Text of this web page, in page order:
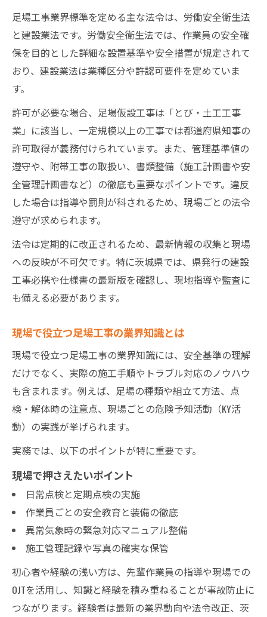
足場工事業界標準を定める主な法令は、労働安全衛生法
と建設業法です。労働安全衛生法では、作業員の安全確
保を目的とした詳細な設置基準や安全措置が規定されて
おり、建設業法は業種区分や許認可要件を定めていま
す。
許可が必要な場合、足場仮設工事は「とび・土工工事
業」に該当し、一定規模以上の工事では都道府県知事の
許可取得が義務付けられています。また、管理基準値の
遵守や、附帯工事の取扱い、書類整備（施工計画書や安
全管理計画書など）の徹底も重要なポイントです。違反
した場合は指導や罰則が科されるため、現場ごとの法令
遵守が求められます。
法令は定期的に改正されるため、最新情報の収集と現場
への反映が不可欠です。特に茨城県では、県発行の建設
工事必携や仕様書の最新版を確認し、現地指導や監査に
も備える必要があります。
現場で役立つ足場工事の業界知識とは
現場で役立つ足場工事の業界知識には、安全基準の理解
だけでなく、実際の施工手順やトラブル対応のノウハウ
も含まれます。例えば、足場の種類や組立て方法、点
検・解体時の注意点、現場ごとの危険予知活動（KY活
動）の実践が挙げられます。
実務では、以下のポイントが特に重要です。
現場で押さえたいポイント
日常点検と定期点検の実施
作業員ごとの安全教育と装備の徹底
異常気象時の緊急対応マニュアル整備
施工管理記録や写真の確実な保管
初心者や経験の浅い方は、先輩作業員の指導や現場での
OJTを活用し、知識と経験を積み重ねることが事故防止に
つながります。経験者は最新の業界動向や法令改正、茨